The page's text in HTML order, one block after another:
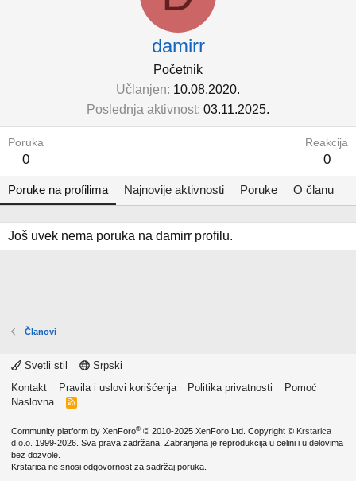
damirr
Početnik
Učlanjen 10.08.2020.
Poslednja aktivnost 03.11.2025.
Poruka
0
Reakcija
0
Poruke na profilima Najnovije aktivnosti Poruke O članu
Još uvek nema poruka na damirr profilu.
Članovi
Svetli stil
Srpski
Kontakt
Pravila i uslovi korišćenja Politika privatnosti
Pomoć
Naslovna
R
Community platform by XenForo® © 2010-2025 XenForo Ltd. Copyright © Krstarica
d.o.o. 1999-2026. Sva prava zadržana. Zabranjena je reprodukcija u celini i u delovima
bez dozvole.
Krstarica ne snosi odgovornost za sadržaj poruka.